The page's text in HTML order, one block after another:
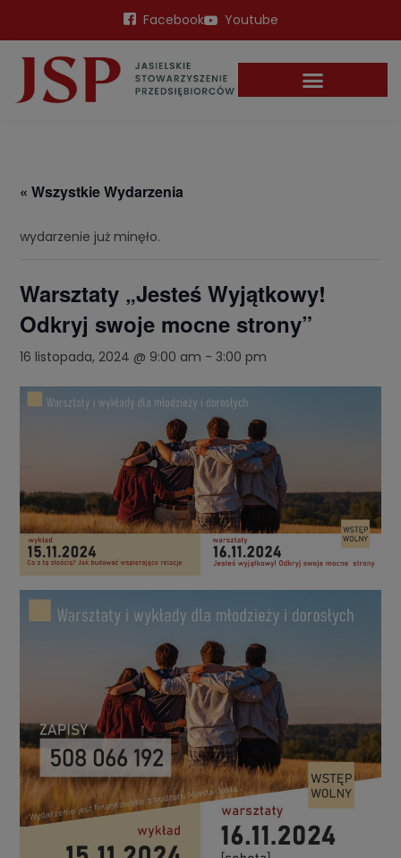
Facebook Youtube
« Wszystkie Wydarzenia
wydarzenie już minęło.
Warsztaty „Jesteś Wyjątkowy!
Odkryj swoje mocne strony”
16 listopada, 2024 @ 9:00 am -3:00 pm